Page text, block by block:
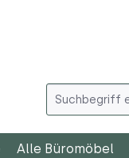
Alle Büromöbel